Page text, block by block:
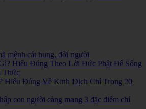
mệnh cát hung, đời người
Hiểu Đúng Theo Lời Đức Phật Để Sống
Thức
Hiểu Đúng Về Kinh Dịch Chỉ Trong 20
con người càng mang 3 đặc điểm chí